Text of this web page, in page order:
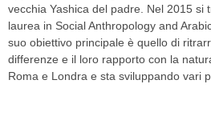
vecchia Yashica del padre. Nel 2015 si
laurea in Social Anthropology and
suo obiettivo principale è quello di
differenze e il loro rapporto con la
Roma e Londra e sta sviluppando vari